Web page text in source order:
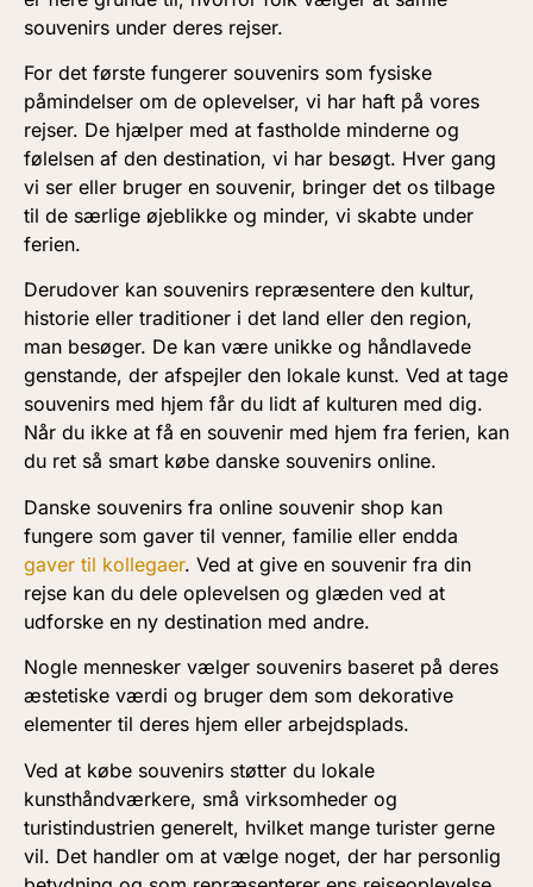
souvenirs under deres rejser.
For det første fungerer souvenirs som fysiske
påmindelser om de oplevelser, vi har haft på vores
rejser. De hjælper med at fastholde minderne og
følelsen af den destination, vi har besøgt. Hver gang
vi ser eller bruger en souvenir, bringer det os tilbage
til de særlige øjeblikke og minder, vi skabte under
ferien.
Derudover kan souvenirs repræsentere den kultur,
historie eller traditioner i det land eller den region,
man besøger. De kan være unikke og håndlavede
genstande, der afspejler den lokale kunst. Ved at tage
souvenirs med hjem får du lidt af kulturen med dig.
Når du ikke at få en souvenir med hjem fra ferien, kan
du ret så smart købe danske souvenirs online.
Danske souvenirs fra online souvenir shop kan
fungere som gaver til venner, familie eller endda
gaver til kollegaer. Ved at give en souvenir fra din
rejse kan du dele oplevelsen og glæden ved at
udforske en ny destination med andre.
Nogle mennesker vælger souvenirs baseret på deres
æstetiske værdi og bruger dem som dekorative
elementer til deres hjem eller arbejdsplads.
Ved at købe souvenirs støtter du lokale
kunsthåndværkere, små virksomheder og
turistindustrien generelt, hvilket mange turister gerne
vil. Det handler om at vælge noget, der har personlig